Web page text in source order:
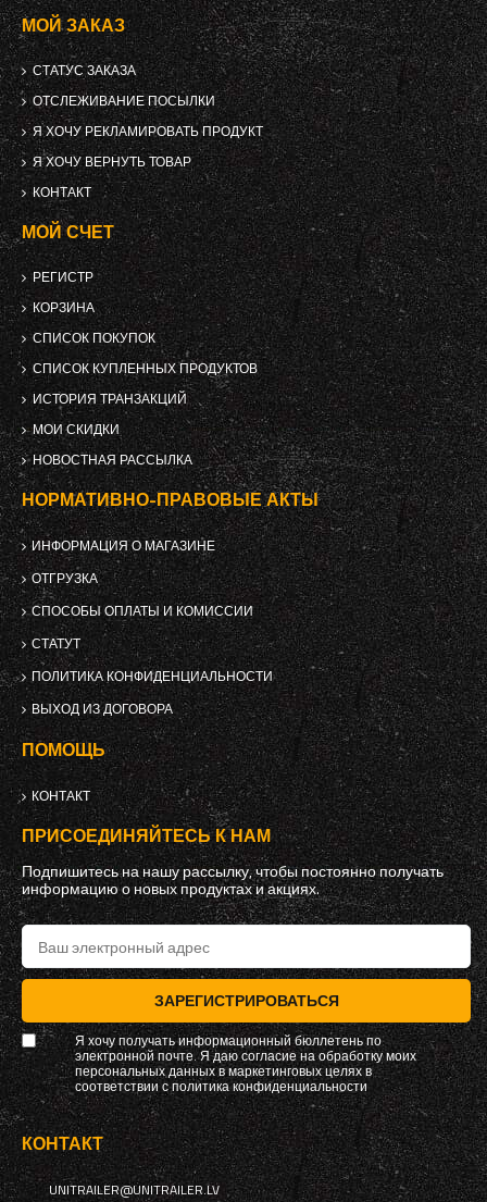
МОЙ ЗАКАЗ
СТАТУС ЗАКАЗА
ОТСЛЕЖИВАНИЕ ПОСЫЛКИ
Я ХОЧУ РЕКЛАМИРОВАТЬ ПРОДУКТ
Я ХОЧУ ВЕРНУТЬ ТОВАР
КОНТАКТ
МОЙ СЧЕТ
РЕГИСТР
КОРЗИНА
СПИСОК ПОКУПОК
СПИСОК КУПЛЕННЫХ ПРОДУКТОВ
ИСТОРИЯ ТРАНЗАКЦИЙ
МОИ СКИДКИ
НОВОСТНАЯ РАССЫЛКА
НОРМАТИВНО-ПРАВОВЫЕ АКТЫ
ИНФОРМАЦИЯ О МАГАЗИНЕ
ОТГРУЗКА
СПОСОБЫ ОПЛАТЫ И КОМИССИИ
СТАТУТ
ПОЛИТИКА КОНФИДЕНЦИАЛЬНОСТИ
ВЫХОД ИЗ ДОГОВОРА
ПОМОЩЬ
КОНТАКТ
ПРИСОЕДИНЯЙТЕСЬ К НАМ
Подпишитесь на нашу рассылку, чтобы постоянно получать
информацию о новых продуктах и ​​акциях.
ЗАРЕГИСТРИРОВАТЬСЯ
Я хочу получать информационный бюллетень по
электронной почте. Я даю согласие на обработку моих
персональных данных в маркетинговых целях в
соответствии сполитика конфиденциальности
КОНТАКТ
UNITRAILER@UNITRAILER.LV